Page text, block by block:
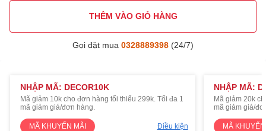
THÊM VÀO GIỎ HÀNG
Gọi đặt mua 0328889398 (24/7)
NHẬP MÃ: DECOR10K
Mã giảm 10k cho đơn hàng tối thiểu 299k. Tối đa 1
mã giảm giá/đơn hàng.
MÃ KHUYẾN MÃI Điều kiện
NHẬP MÃ:
Mã giảm 20k
mã giảm giá/
MÃ